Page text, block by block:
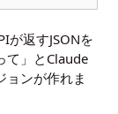
が返すJSONを
て」とClaude
ョンが作れま